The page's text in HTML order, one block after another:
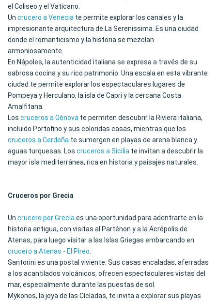
el Coliseo y el Vaticano.
Un crucero a Venecia te permite explorar los canales y la
impresionante arquitectura de La Serenissima. Es una ciudad
donde el romanticismo y la historia se mezclan
armoniosamente.
En Nápoles, la autenticidad italiana se expresa a través de su
sabrosa cocina y su rico patrimonio. Una escala en esta vibrante
ciudad te permite explorar los espectaculares lugares de
Pompeya y Herculano, la isla de Capri y la cercana Costa
Amalfitana.
Los cruceros a Génova te permiten descubrir la Riviera italiana,
incluido Portofino y sus coloridas casas, mientras que los
cruceros a Cerdeña te sumergen en playas de arena blanca y
aguas turquesas. Los cruceros a Sicilia te invitan a descubrir la
mayor isla mediterránea, rica en historia y paisajes naturales.
Cruceros por Grecia
Un crucero por Greciaes una oportunidad para adentrarte en la
historia antigua, con visitas al Parténon y a la Acrópolis de
Atenas, para luego visitar a las Islas Griegas embarcando en
crucero a Atenas - El Pireo.
Santorini es una postal viviente. Sus casas encaladas, aferradas
a los acantilados volcánicos, ofrecen espectaculares vistas del
mar, especialmente durante las puestas de sol.
Mykonos, la joya de las Cícladas, te invita a explorar sus playas